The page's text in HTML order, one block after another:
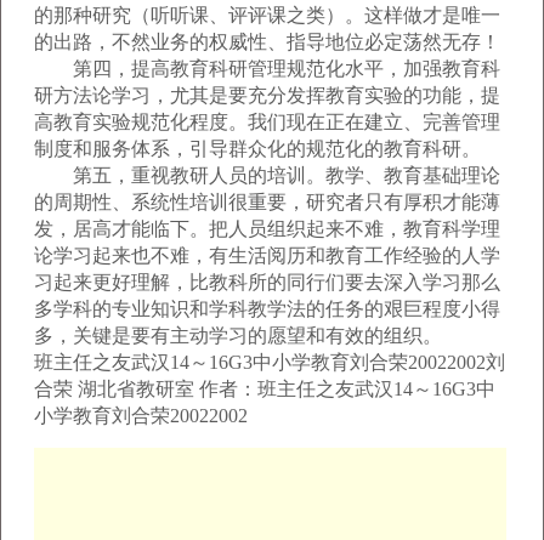
的那种研究（听听课、评评课之类）。这样做才是唯一
的出路，不然业务的权威性、指导地位必定荡然无存！
第四，提高教育科研管理规范化水平，加强教育科
研方法论学习，尤其是要充分发挥教育实验的功能，提
高教育实验规范化程度。我们现在正在建立、完善管理
制度和服务体系，引导群众化的规范化的教育科研。
第五，重视教研人员的培训。教学、教育基础理论
的周期性、系统性培训很重要，研究者只有厚积才能薄
发，居高才能临下。把人员组织起来不难，教育科学理
论学习起来也不难，有生活阅历和教育工作经验的人学
习起来更好理解，比教科所的同行们要去深入学习那么
多学科的专业知识和学科教学法的任务的艰巨程度小得
多，关键是要有主动学习的愿望和有效的组织。
班主任之友武汉14～16G3中小学教育刘合荣20022002刘
合荣 湖北省教研室 作者：班主任之友武汉14～16G3中
小学教育刘合荣20022002